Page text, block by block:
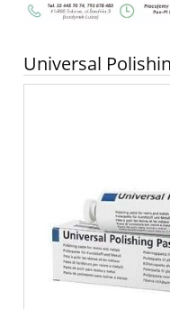
Universal